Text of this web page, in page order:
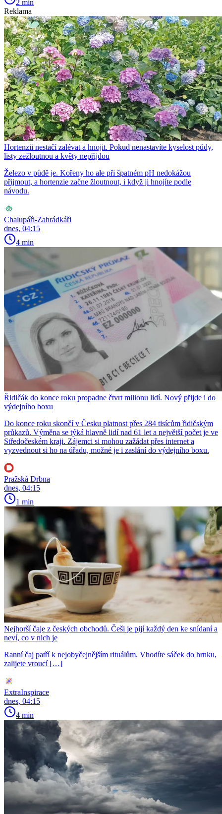
2 min
Reklama
Hortenzii nestačí zalévat a hnojit. Pokud nenastavíte kyselost půdy,
listy zežloutnou a květy nepřijdou
Železo v půdě je. Kořeny ho ale při špatném pH nedokážou
přijmout, a hortenzie začne žloutnout, i když ji hnojíte podle
návodu.
Chalupáři-Zahrádkáři
dnes, 04:15
4 min
Řidičák do konce roku propadne čtvrt milionu lidí. Nový přijde i do
výdejního boxu
Do konce roku skončí v Česku platnost přes 284 tisícům řidičským
průkazů. Výměna se týká hlavně lidí nad 61 let a největší počet je ve
Středočeském kraji. Zájemci si mohou zažádat přes internet a
vyzvednout si ho na úřadu, možné je i zaslání do výdejního boxu.
Pražská Drbna
dnes, 04:15
1 min
Nejhorší čaje z českých obchodů. Češi je pijí každý den ke snídaní a
neví, co v nich je
Ranní čaj patří k nejobyčejnějším rituálům. Vhodíte sáček do hrnku,
zalijete vroucí […]
ExtraInspirace
dnes, 04:15
4 min